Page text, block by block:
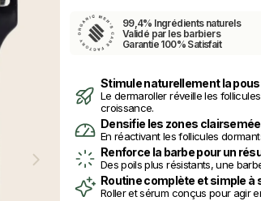
99,4% Ingrédients naturels
Validé par les barbiers
Garantie 100% Satisfait
Stimule naturellement la
Le dermaroller réveille les
croissance.
Densifie les zones
En réactivant les follicules
Renforce la barbe pour un
Des poils plus résistants, une
Routine complète et simple à
Roller et sérum conçus pour agir